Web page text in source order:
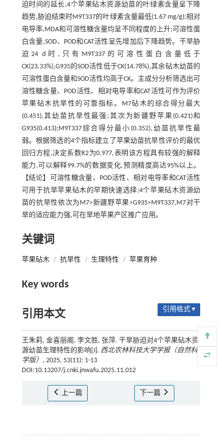
迫时间的延长,4个苹果砧木资源幼苗的叶绿素含量呈下降
趋势,胁迫结束时M9T337的叶绿素含量最低(1.67 mg/g);相对
电导率,MDA和可溶性糖含量均呈不同程度的上升;可溶性蛋
白含量,SOD、POD和CAT活性呈先增加后下降趋势。干旱胁
迫24 d时,只有M9T337的可溶性蛋白含量低于
CK(23.33%),G935的SOD活性低于CK(14.78%),其余砧木幼苗的
可溶性蛋白含量和SOD活性均高于CK。主成分分析筛选出可
溶性糖含量、POD活性、相对电导率和CAT活性可作为评价
苹果砧木抗旱性的可靠指标。M7砧木的综合得分最大
(0.451),其幼苗抗旱性最强;其次为新疆野苹果(0.421)和
G935(0.413);M9T337综合得分最小(0.352),幼苗抗旱性最
弱。根据筛选的4个指标建立了苹果幼苗抗旱性评价的最优
回归方程,决定系数R2为0.977,表明该方程具有较强的解释
能力,可以解释99.7%的数据变化,预测精度高达95%以上。
【结论】可溶性糖含量、POD活性、相对电导率和CAT活性
可用于抗旱苹果砧木的早期快速选择;4个苹果砧木资源幼
苗的抗旱性依次为M7>新疆野苹果>G935>M9T337,M7对干
旱的适应能力强,可在旱地苹果产区推广应用。
关键词
苹果砧木 / 抗旱性 / 生理特性 / 苹果育种
Key words
引用本文 引用格式 ▾
王朱莉, 金喜丽阁, 李文胜, 张萍. 干旱胁迫对4个苹果砧木资
源幼苗生理特性的影响[J]. 西北农林科技大学学报（自然科
学版） , 2025, 53(11): 1-13
DOI:10.13207/j.cnki.jnwafu.2025.11.012
上一篇 下一篇